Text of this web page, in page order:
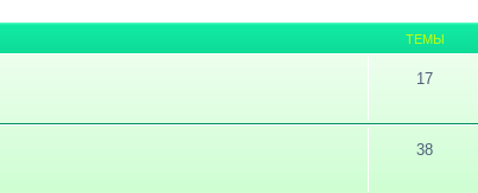
ТЕМЫ
17
38